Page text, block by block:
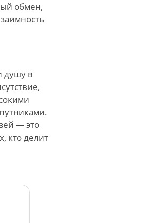
обмен,
душу в
— это
кто делит